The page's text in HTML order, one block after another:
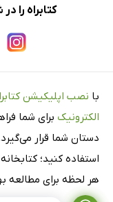
کتابراه را
با نصب اپلیکیشن
الکترونیک برای شما
دستان شما قرار
استفاده کنید؛
هر لحظه برای مطالعه